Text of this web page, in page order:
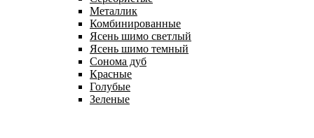
Металлик
Комбинированные
Ясень шимо светлый
Ясень шимо темный
Сонома дуб
Красные
Голубые
Зеленые